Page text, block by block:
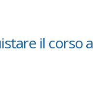
il corso a